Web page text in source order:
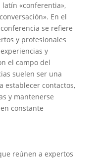
«conferentia»,
En el
se refiere
y profesionales
y
el campo del
suelen ser una
establecer contactos,
y mantenerse
constante
reúnen a expertos